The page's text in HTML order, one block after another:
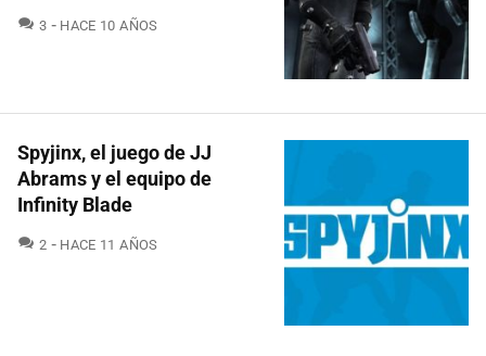
3 COMENTARIOS
HACE 10 AÑOS
Spyjinx, el juego de JJ
Abrams y el equipo de
Infinity Blade
2 COMENTARIOS
HACE 11 AÑOS